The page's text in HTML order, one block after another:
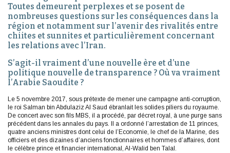
Toutes demeurent perplexes et se posent de
nombreuses questions sur les conséquences dans la
région et notamment sur l’avenir des rivalités entre
chiites et sunnites et particulièrement concernant
les relations avec l’Iran.
S’agit-il vraiment d’une nouvelle ère et d’une
politique nouvelle de transparence ? Où va vraiment
l’Arabie Saoudite ?
Le 5 novembre 2017, sous prétexte de mener une campagne anti-corruption,
le roi Salman bin Abdulaziz Al Saud ébranlait les solides piliers du royaume.
De concert avec son fils MBS, il a procédé, par décret royal, à une purge sans
précédent dans les annales du pays. Il a ordonné l’arrestation de 11 princes,
quatre anciens ministres dont celui de l’Economie, le chef de la Marine, des
officiers et des dizaines d’anciens fonctionnaires et hommes d’affaires, dont
le célèbre prince et financier international, Al-Walid ben Talal.